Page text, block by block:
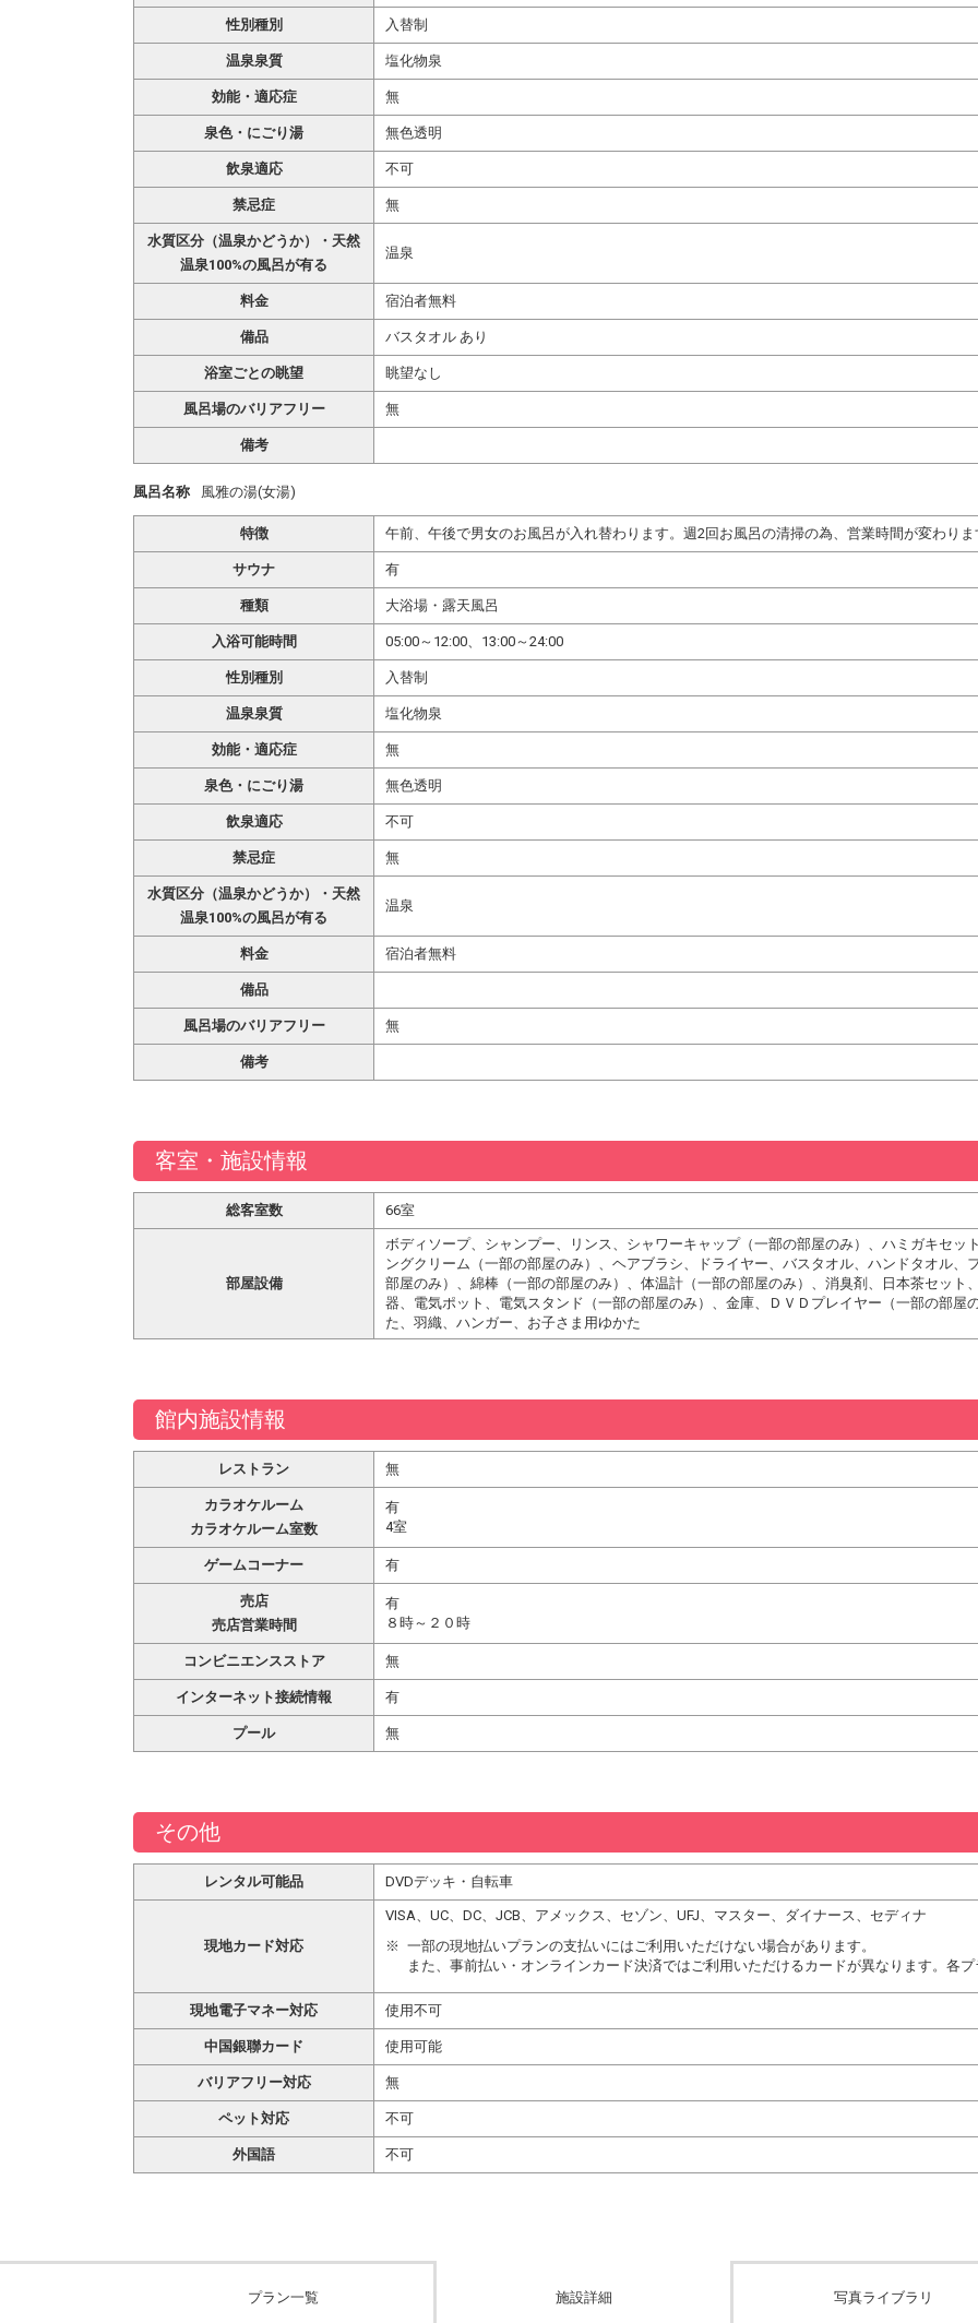
性別種別 入替制
温泉泉質 塩化物泉
効能・適応症 無
泉色・にごり湯 無色透明
飲泉適応 不可
禁忌症 無
水質区分（温泉かどうか）・天然
温泉100%の風呂が有る
温泉
料金 宿泊者無料
備品 バスタオル あり
浴室ごとの眺望 眺望なし
風呂場のバリアフリー 無
備考
風呂名称 風雅の湯(女湯)
特徴 午前、午後で男女のお風呂が入れ替わります。週2回お風呂の清掃の為、営業時間が変わりま
サウナ 有
種類 大浴場・露天風呂
入浴可能時間 05:00～12:00、13:00～24:00
性別種別 入替制
温泉泉質 塩化物泉
効能・適応症 無
泉色・にごり湯 無色透明
飲泉適応 不可
禁忌症 無
水質区分（温泉かどうか）・天然
温泉100%の風呂が有る
温泉
料金 宿泊者無料
備品
風呂場のバリアフリー 無
備考
客室・施設情報
総客室数 66室
部屋設備
ボディソープ、シャンプー、リンス、シャワーキャップ（一部の部屋のみ）、ハミガキセ
ングクリーム（一部の部屋のみ）、ヘアブラシ、ドライヤー、バスタオル、ハンドタオル
部屋のみ）、綿棒（一部の部屋のみ）、体温計（一部の部屋のみ）、消臭剤、日本茶セット
器、電気ポット、電気スタンド（一部の部屋のみ）、金庫、ＤＶＤプレイヤー（一部の部
た、羽織、ハンガー、お子さま用ゆかた
館内施設情報
レストラン 無
カラオケルーム
カラオケルーム室数
有
4室
ゲームコーナー 有
売店
売店営業時間
有
８時～２０時
コンビニエンスストア 無
インターネット接続情報 有
プール 無
その他
レンタル可能品 DVDデッキ・自転車
現地カード対応
VISA、UC、DC、JCB、アメックス、セゾン、UFJ、マスター、ダイナース、セディナ
一部の現地払いプランの支払いにはご利用いただけない場合があります。
また、事前払い・オンラインカード決済ではご利用いただけるカードが異なります。各
現地電子マネー対応 使用不可
中国銀聯カード 使用可能
バリアフリー対応 無
ペット対応 不可
外国語 不可
プラン一覧 施設詳細 写真ライブラリ